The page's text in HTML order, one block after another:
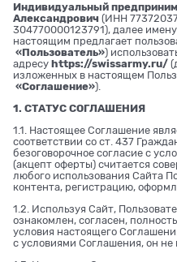
Индивидуальный
Александрович (ИНН
304770000123791), далее
настоящим предлагает
«Пользователь»)
адресу https://swissarmy.ru/
изложенных в настоящем
«Соглашение»).
1. СТАТУС СОГЛАШЕНИЯ
1.1. Настоящее Соглашение
соответствии со ст. 437
безоговорочное согласие с
(акцепт оферты) считается
любого использования Сайта
контента, регистрацию,
1.2. Используя Сайт,
ознакомлен, согласен,
условия настоящего
с условиями Соглашения, он не